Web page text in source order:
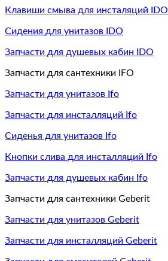
Клавиши смыва для инсталяций IDO
Сидения для унитазов IDO
Запчасти для душевых кабин IDO
Запчасти для сантехники IFO
Запчасти для унитазов Ifo
Запчасти для инсталляций Ifo
Сиденья для унитазов Ifo
Кнопки слива для инсталляций Ifo
Запчасти для душевых кабин Ifo
Запчасти для сантехники Geberit
Запчасти для унитазов Geberit
Запчасти для инсталляций Geberit